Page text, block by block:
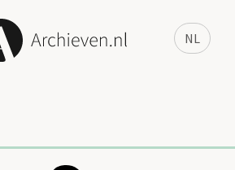
NL